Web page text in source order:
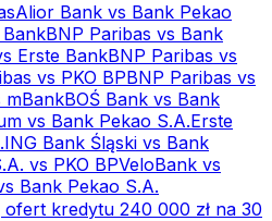
Alior Bank vs Bank Pekao
BankBNP Paribas vs Bank
Erste BankBNP Paribas vs
vs PKO BPBNP Paribas vs
mBankBOŚ Bank vs Bank
vs Bank Pekao S.A.Erste
ING Bank Śląski vs Bank
vs PKO BPVeloBank vs
Bank Pekao S.A.
ofert kredytu 240 000 zł na 30